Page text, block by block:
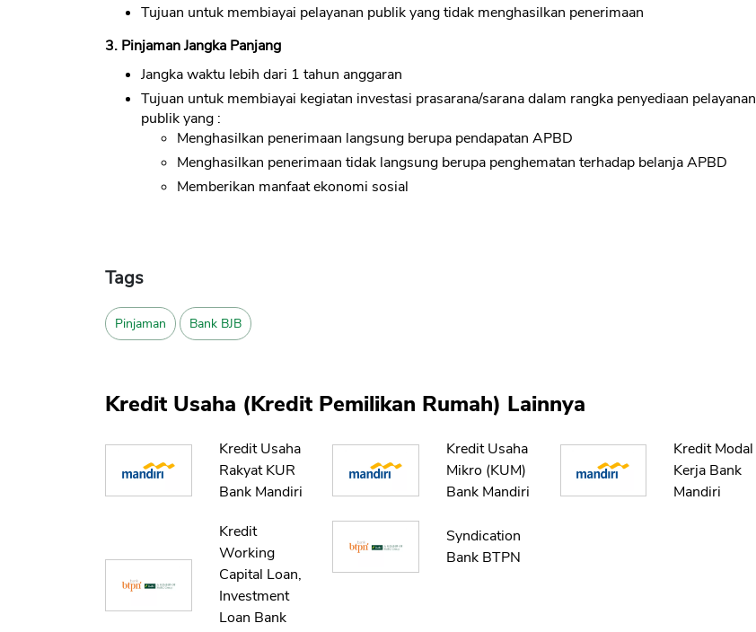
Tujuan untuk membiayai pelayanan publik yang tidak menghasilkan penerimaan
3. Pinjaman Jangka Panjang
Jangka waktu lebih dari 1 tahun anggaran
Tujuan untuk membiayai kegiatan investasi prasarana/sarana dalam rangka penyediaan pelayanan
publik yang :
Menghasilkan penerimaan langsung berupa pendapatan APBD
Menghasilkan penerimaan tidak langsung berupa penghematan terhadap belanja APBD
Memberikan manfaat ekonomi sosial
Tags
Pinjaman Bank BJB
Kredit Usaha (Kredit Pemilikan Rumah) Lainnya
Kredit Usaha
Rakyat KUR
Bank Mandiri
Kredit Usaha
Mikro (KUM)
Bank Mandiri
Kredit Modal
Kerja Bank
Mandiri
Kredit
Working
Capital Loan,
Investment
Loan Bank
Syndication
Bank BTPN
CANCEL